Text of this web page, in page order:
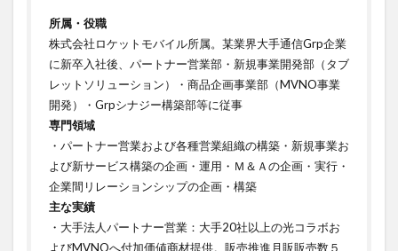
所属・役職
株式会社ロケットモバイル所属。某業界大手通信Grp企業
に新卒入社後、パートナー営業部・新規事業開発部（タブ
レットソリューション）・商品企画事業部（MVNO事業
開発）・Grpシナジー構築部等に従事
専門領域
・パートナー営業および各種営業組織の構築・新規事業お
よび新サービス構築の企画・運用・Ｍ＆Ａの企画・実行・
企業間リレーションシップの企画・構築ㅤㅤㅤㅤㅤㅤㅤㅤ
主な実績
・大手法人パートナー営業：大手20社以上の光コラボお
よびMVNOへ付加価値商材提供。販売推進月販販売数５